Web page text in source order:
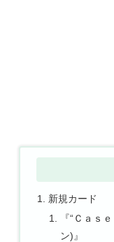
新規カード
『“Ｃａｓ
ン)』